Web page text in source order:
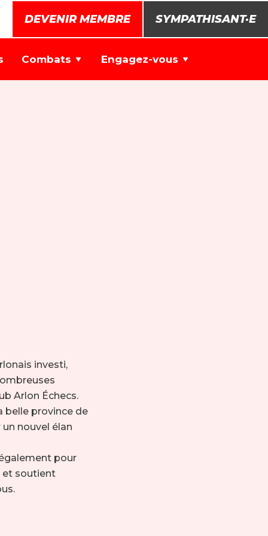
DEVENIR MEMBRE SYMPATHISANT·E
Combats Engagez-vous
investi,
Arlon Échecs.
belle province de
nouvel élan
pour
et soutient